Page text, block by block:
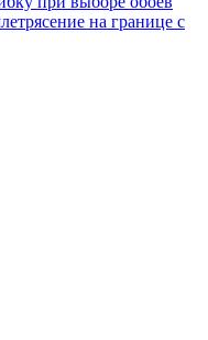
на границе с